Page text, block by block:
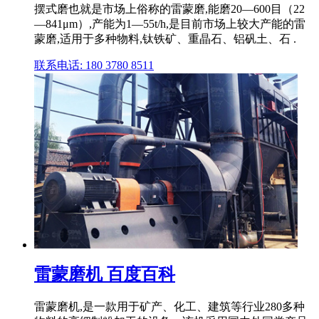
摆式磨也就是市场上俗称的雷蒙磨,能磨20—600目（22
—841μm）,产能为1—55t/h,是目前市场上较大产能的雷
蒙磨,适用于多种物料,钛铁矿、重晶石、铝矾土、石 .
联系电话: 180 3780 8511
雷蒙磨机 百度百科
雷蒙磨机,是一款用于矿产、化工、建筑等行业280多种